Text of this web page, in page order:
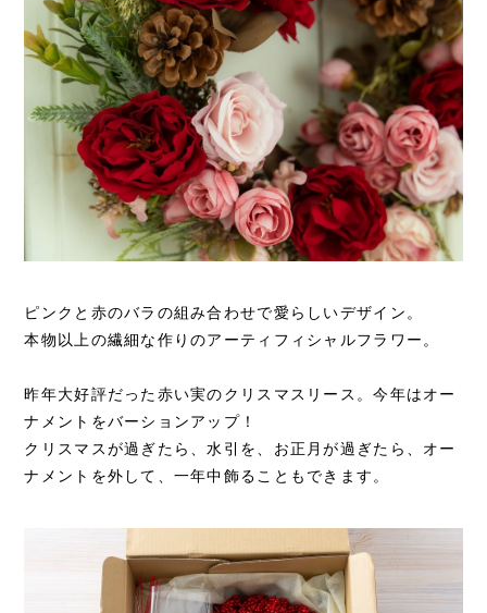
ピンクと赤のバラの組み合わせで愛らしいデザイン。
本物以上の繊細な作りのアーティフィシャルフラワー。
昨年大好評だった赤い実のクリスマスリース。今年はオー
ナメントをバーションアップ！
クリスマスが過ぎたら、水引を、お正月が過ぎたら、オー
ナメントを外して、一年中飾ることもできます。